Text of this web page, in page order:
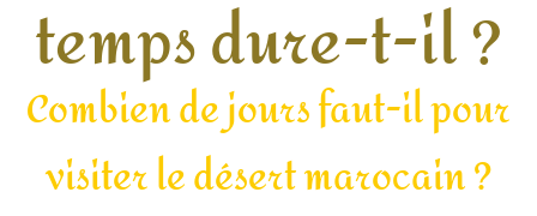
temps dure-t-il ?
Combien de jours faut-il pour
visiter le désert marocain ?